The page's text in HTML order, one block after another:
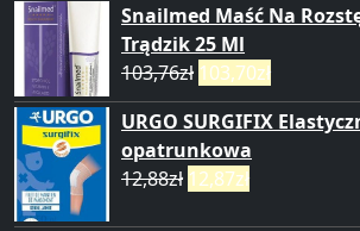
Snailmed Maść Na
Trądzik 25 Ml
103,76zł 103,70zł
URGO SURGIFIX
opatrunkowa
12,88zł 12,87zł